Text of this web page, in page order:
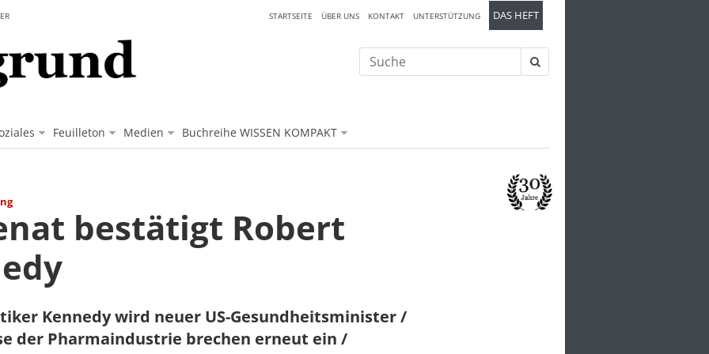
Feuilleton Medien Buchreihe WISSEN KOMPAKT
STARTSEITE ÜBER UNS KONTAKT UNTERSTÜTZUNG DAS HEFT
Suche
nach:
bestätigt Robert
Kennedy wird neuer US-Gesundheitsminister /
der Pharmaindustrie brechen erneut ein /